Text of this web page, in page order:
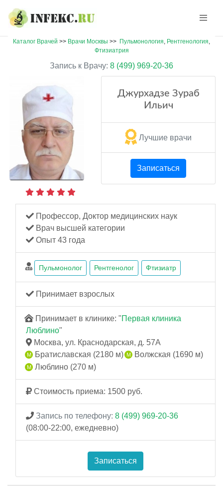
Каталог Врачей >> Врачи Москвы >> Пульмонология, Рентгенология,
Фтизиатрия
Запись к Врачу: 8 (499) 969-20-36
Джурхадзе Зураб
Ильич
Лучшие врачи
Записаться
Профессор, Доктор медицинских наук
Врач высшей категории
Опыт 43 года
Пульмонолог Рентгенолог Фтизиатр
Принимает взрослых
Принимает в клинике: "Первая клиника
Люблино"
Москва, ул. Краснодарская, д. 57А
Братиславская (2180 м)
Волжская (1690 м)
Люблино (270 м)
Стоимость приема: 1500 руб.
Запись по телефону: 8 (499) 969-20-36
(08:00-22:00, ежедневно)
Записаться